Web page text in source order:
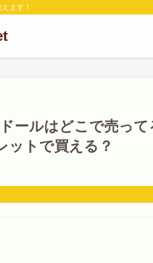
ます！
ールはどこで売っ
ットで買える？